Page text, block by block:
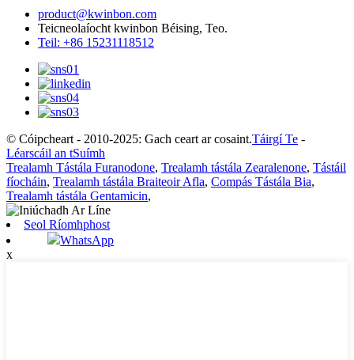
product@kwinbon.com
Teicneolaíocht kwinbon Béising, Teo.
Teil: +86 15231118512
© Cóipcheart - 2010-2025: Gach ceart ar cosaint.Táirgí Te -
Léarscáil an tSuímh
Trealamh Tástála Furanodone, Trealamh tástála Zearalenone, Tástáil
fíocháin, Trealamh tástála Braiteoir Afla, Compás Tástála Bia,
Trealamh tástála Gentamicin,
Seol Ríomhphost
WhatsApp
x